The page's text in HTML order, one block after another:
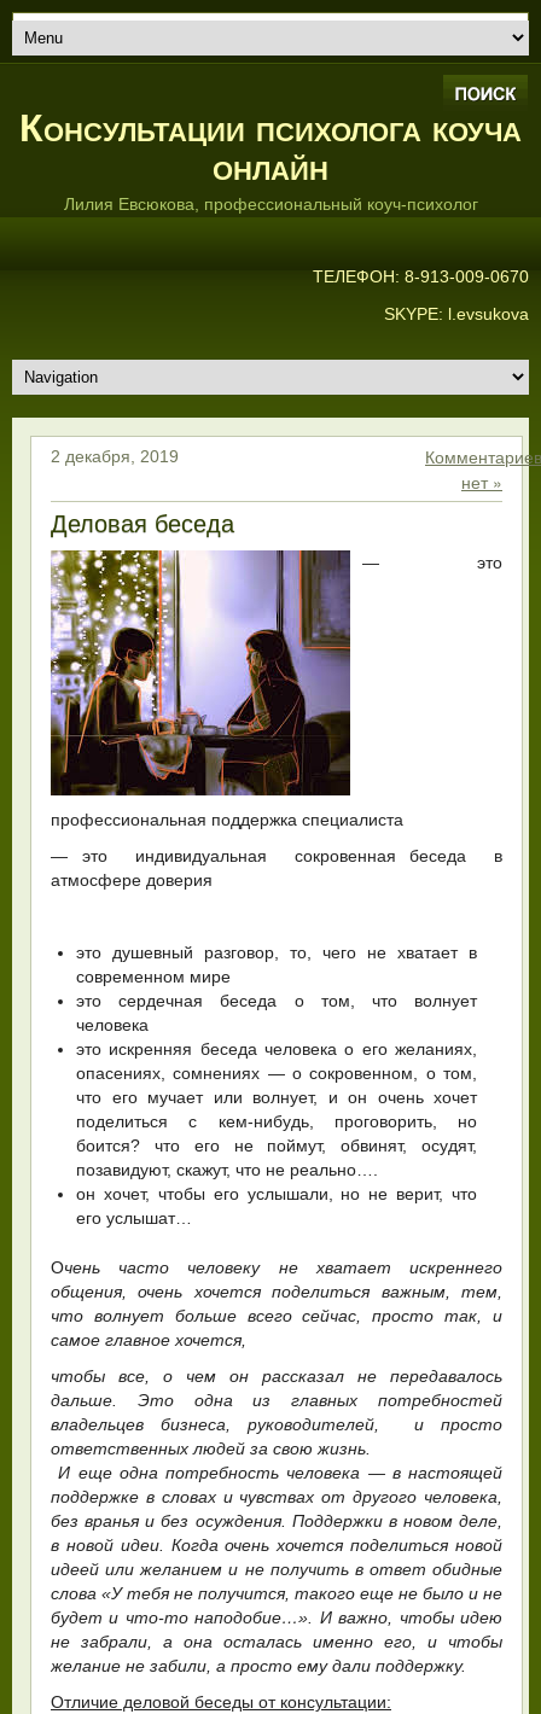
Консультации психолога коуча
онлайн
Лилия Евсюкова, профессиональный коуч-психолог
ТЕЛЕФОН: 8-913-009-0670
SKYPE: l.evsukova
2 декабря, 2019
Комментариев
нет »
Деловая беседа
— это
профессиональная поддержка специалиста
— это индивидуальная сокровенная беседа в
атмосфере доверия
это душевный разговор, то, чего не хватает в
современном мире
это сердечная беседа о том, что волнует
человека
это искренняя беседа человека о его желаниях,
опасениях, сомнениях — о сокровенном, о том,
что его мучает или волнует, и он очень хочет
поделиться с кем-нибудь, проговорить, но
боится? что его не поймут, обвинят, осудят,
позавидуют, скажут, что не реально….
он хочет, чтобы его услышали, но не верит, что
его услышат…
Очень часто человеку не хватает искреннего
общения, очень хочется поделиться важным, тем,
что волнует больше всего сейчас, просто так, и
самое главное хочется,
чтобы все, о чем он рассказал не передавалось
дальше. Это одна из главных потребностей
владельцев бизнеса,руководителей, и просто
ответственных людей за свою жизнь.
И еще одна потребность человека — в настоящей
поддержке в словах и чувствах от другого человека,
без вранья и без осуждения. Поддержки в новом деле,
в новой идеи. Когда очень хочется поделиться новой
идеей или желанием и не получить в ответ обидные
слова «У тебя не получится, такого еще не было и не
будет и что-то наподобие…». И важно, чтобы идею
не забрали, а она осталась именно его, и чтобы
желание не забили, а просто ему дали поддержку.
Отличие деловой беседы от консультации: